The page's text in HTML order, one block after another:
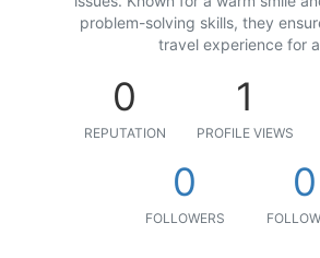
problem-solving skills, they
travel experience for
0
REPUTATION
1
PROFILE VIEWS
0
FOLLOWERS
0